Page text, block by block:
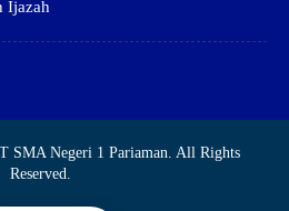
Ijazah
Negeri 1 Pariaman. All Rights
Reserved.